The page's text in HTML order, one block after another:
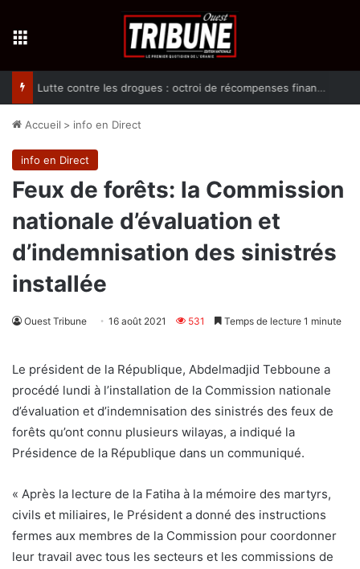
Lutte contre les drogues : octroi de récompenses financières aux dénonciateurs de trafiquants
Accueil > info en Direct
info en Direct
Feux de forêts: la Commission
nationale d’évaluation et
d’indemnisation des sinistrés
installée
Ouest Tribune 16 août 2021 531 Temps de lecture 1 minute
Le président de la République, Abdelmadjid Tebboune a
procédé lundi à l’installation de la Commission nationale
d’évaluation et d’indemnisation des sinistrés des feux de
forêts qu’ont connu plusieurs wilayas, a indiqué la
Présidence de la République dans un communiqué.
« Après la lecture de la Fatiha à la mémoire des martyrs,
civils et miliaires, le Président a donné des instructions
fermes aux membres de la Commission pour coordonner
leur travail avec tous les secteurs et les commissions de